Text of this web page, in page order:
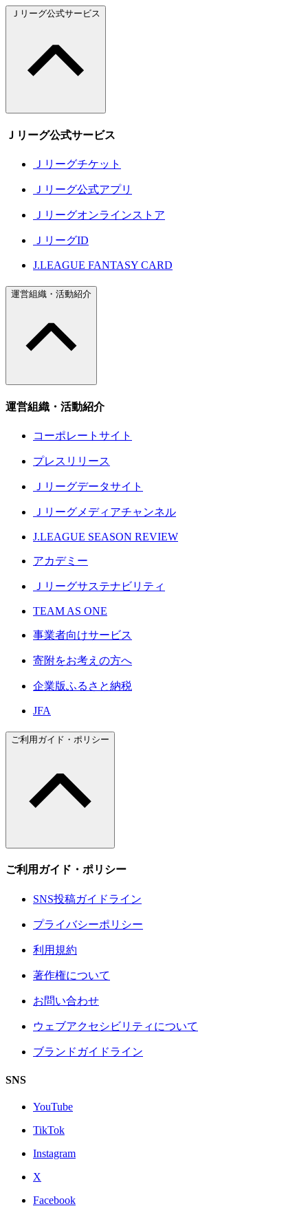
Ｊリーグ公式サービス
Ｊリーグ公式サービス
Ｊリーグチケット
Ｊリーグ公式アプリ
Ｊリーグオンラインストア
ＪリーグID
J.LEAGUE FANTASY CARD
運営組織・活動紹介
運営組織・活動紹介
コーポレートサイト
プレスリリース
Ｊリーグデータサイト
Ｊリーグメディアチャンネル
J.LEAGUE SEASON REVIEW
アカデミー
Ｊリーグサステナビリティ
TEAM AS ONE
事業者向けサービス
寄附をお考えの方へ
企業版ふるさと納税
JFA
ご利用ガイド・ポリシー
ご利用ガイド・ポリシー
SNS投稿ガイドライン
プライバシーポリシー
利用規約
著作権について
お問い合わせ
ウェブアクセシビリティについて
ブランドガイドライン
SNS
YouTube
TikTok
Instagram
X
Facebook